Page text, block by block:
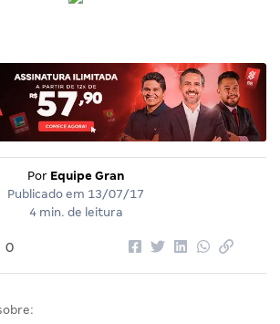
Por Equipe Gran
Publicado em 13/07/17
4 min. de leitura
0